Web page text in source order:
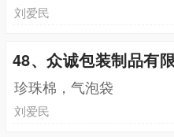
刘爱民
48、众诚包装制品有
珍珠棉，气泡袋
刘爱民